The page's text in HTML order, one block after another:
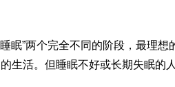
眠”两个完全不同的阶段，最理
生活。但睡眠不好或长期失眠的